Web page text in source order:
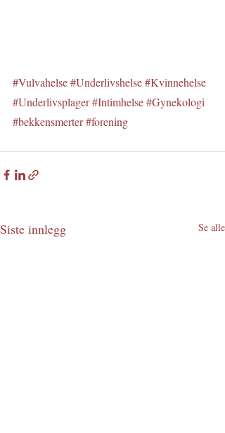
#Vulvahelse#Underlivshelse#Kvinnehelse
#Underlivsplager#Intimhelse#Gynekologi
#bekkensmerter#forening
Siste innlegg Se alle